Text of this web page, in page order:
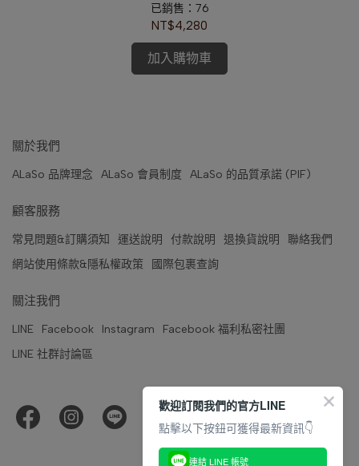
已銷售：76
NT$4,280
加入購物車
關於我們
ALaSo 品牌理念 ALaSo 會員制度 ALaSo 的品質承諾 (PIF)
顧客服務
常見問題&訂購須知 運送說明 付款說明 退換貨說明
聯絡我們
網站使用條款&隱私權政策
國際包裹查詢
關注我們
LINE Facebook Instagram
Facebook 福利私密社團
LINE 社群討論區
歡迎訂閱我們的官方LINE
點擊以下按鈕可獲得最新資訊👇
連結 LINE 帳號